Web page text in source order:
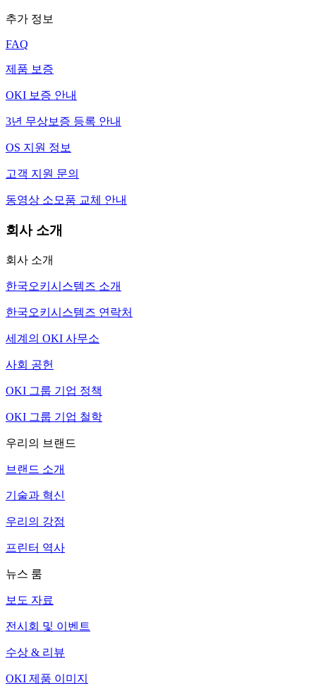
추가 정보
FAQ
제품 보증
OKI 보증 안내
3년 무상보증 등록 안내
OS 지원 정보
고객 지원 문의
동영상 소모품 교체 안내
회사 소개
회사 소개
한국오키시스템즈 소개
한국오키시스템즈 연락처
세계의 OKI 사무소
사회 공헌
OKI 그룹 기업 정책
OKI 그룹 기업 철학
우리의 브랜드
브랜드 소개
기술과 혁신
우리의 강점
프린터 역사
뉴스 룸
보도 자료
전시회 및 이벤트
수상 & 리뷰
OKI 제품 이미지